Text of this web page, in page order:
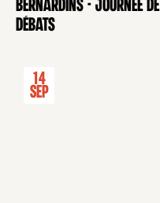
Bernardins - Journée de
débats
14
Sep